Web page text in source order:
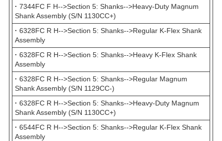
· 7344FC F H-->Section 5: Shanks-->Heavy-Duty Magnum
Shank Assembly (S/N 1130CC+)
· 6328FC R H-->Section 5: Shanks-->Regular K-Flex Shank
Assembly
· 6328FC R H-->Section 5: Shanks-->Heavy K-Flex Shank
Assembly
· 6328FC R H-->Section 5: Shanks-->Regular Magnum
Shank Assembly (S/N 1129CC-)
· 6328FC R H-->Section 5: Shanks-->Heavy-Duty Magnum
Shank Assembly (S/N 1130CC+)
· 6544FC R H-->Section 5: Shanks-->Regular K-Flex Shank
Assembly